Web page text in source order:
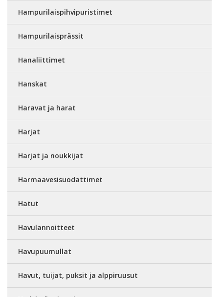
Hampurilaispihvipuristimet
Hampurilaisprässit
Hanaliittimet
Hanskat
Haravat ja harat
Harjat
Harjat ja noukkijat
Harmaavesisuodattimet
Hatut
Havulannoitteet
Havupuumullat
Havut, tuijat, puksit ja alppiruusut